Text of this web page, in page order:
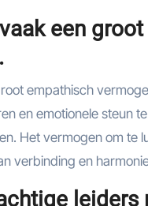
een
empathisch
en emotionele steun
Het vermogen om te
verbinding en